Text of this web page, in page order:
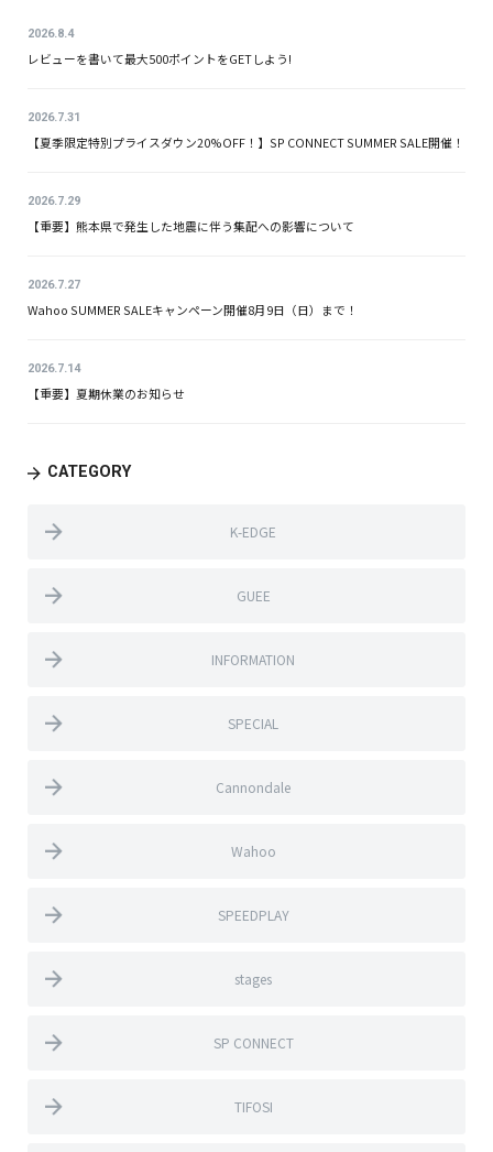
2026.8.4
レビューを書いて最大500ポイントをGETしよう!
2026.7.31
【夏季限定特別プライスダウン20%OFF！】SP CONNECT SUMMER SALE開催！
2026.7.29
【重要】熊本県で発生した地震に伴う集配への影響について
2026.7.27
Wahoo SUMMER SALEキャンペーン開催8月9日（日）まで！
2026.7.14
【重要】夏期休業のお知らせ
CATEGORY
K-EDGE
GUEE
INFORMATION
SPECIAL
Cannondale
Wahoo
SPEEDPLAY
stages
SP CONNECT
TIFOSI